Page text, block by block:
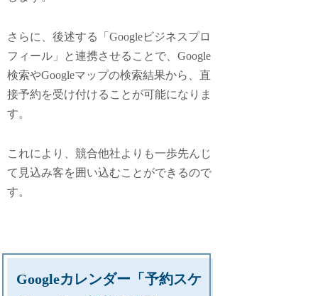
さらに、後述する「Googleビジネスプロ
フィール」と連携させることで、Google
検索やGoogleマップの検索結果から、直
接予約を受け付けることが可能になりま
す。
これにより、競合他社よりも一歩先んじ
て見込み客を囲い込むことができるので
す。
Googleカレンダー「予約スケ